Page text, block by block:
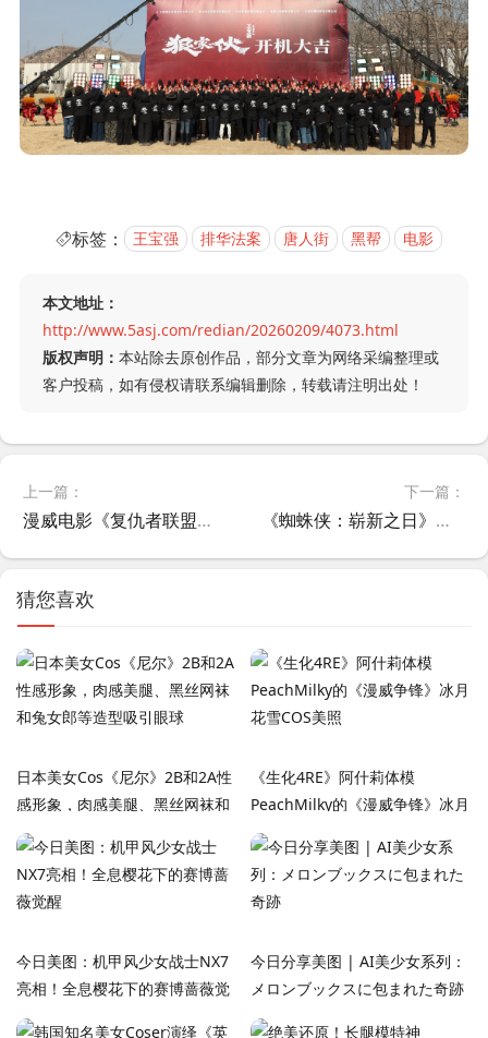
标签： 王宝强 排华法案 唐人街 黑帮 电影
本文地址：
http://www.5asj.com/redian/20260209/4073.html
版权声明： 本站除去原创作品，部分文章为网络采编整理或
客户投稿，如有侵权请联系编辑删除，转载请注明出处！
上一篇：
漫威电影《复仇者联盟：毁灭之日》争议持续发酵
下一篇：
《蜘蛛侠：崭新之日》成系列电影中反派数量最多作品
猜您喜欢
日本美女Cos《尼尔》2B和2A性
感形象，肉感美腿、黑丝网袜和
兔女郎等造型吸引眼球
《生化4RE》阿什莉体模
PeachMilky的《漫威争锋》冰月
花雪COS美照
今日美图：机甲风少女战士NX7
亮相！全息樱花下的赛博蔷薇觉
醒
今日分享美图 | AI美少女系列：
メロンブックスに包まれた奇跡